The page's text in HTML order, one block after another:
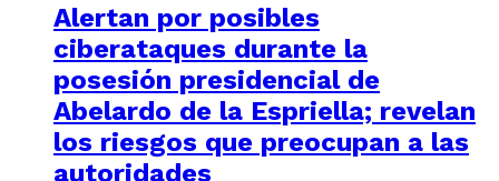
Alertan por posibles
ciberataques durante la
posesión presidencial de
Abelardo de la Espriella; revelan
los riesgos que preocupan a las
autoridades